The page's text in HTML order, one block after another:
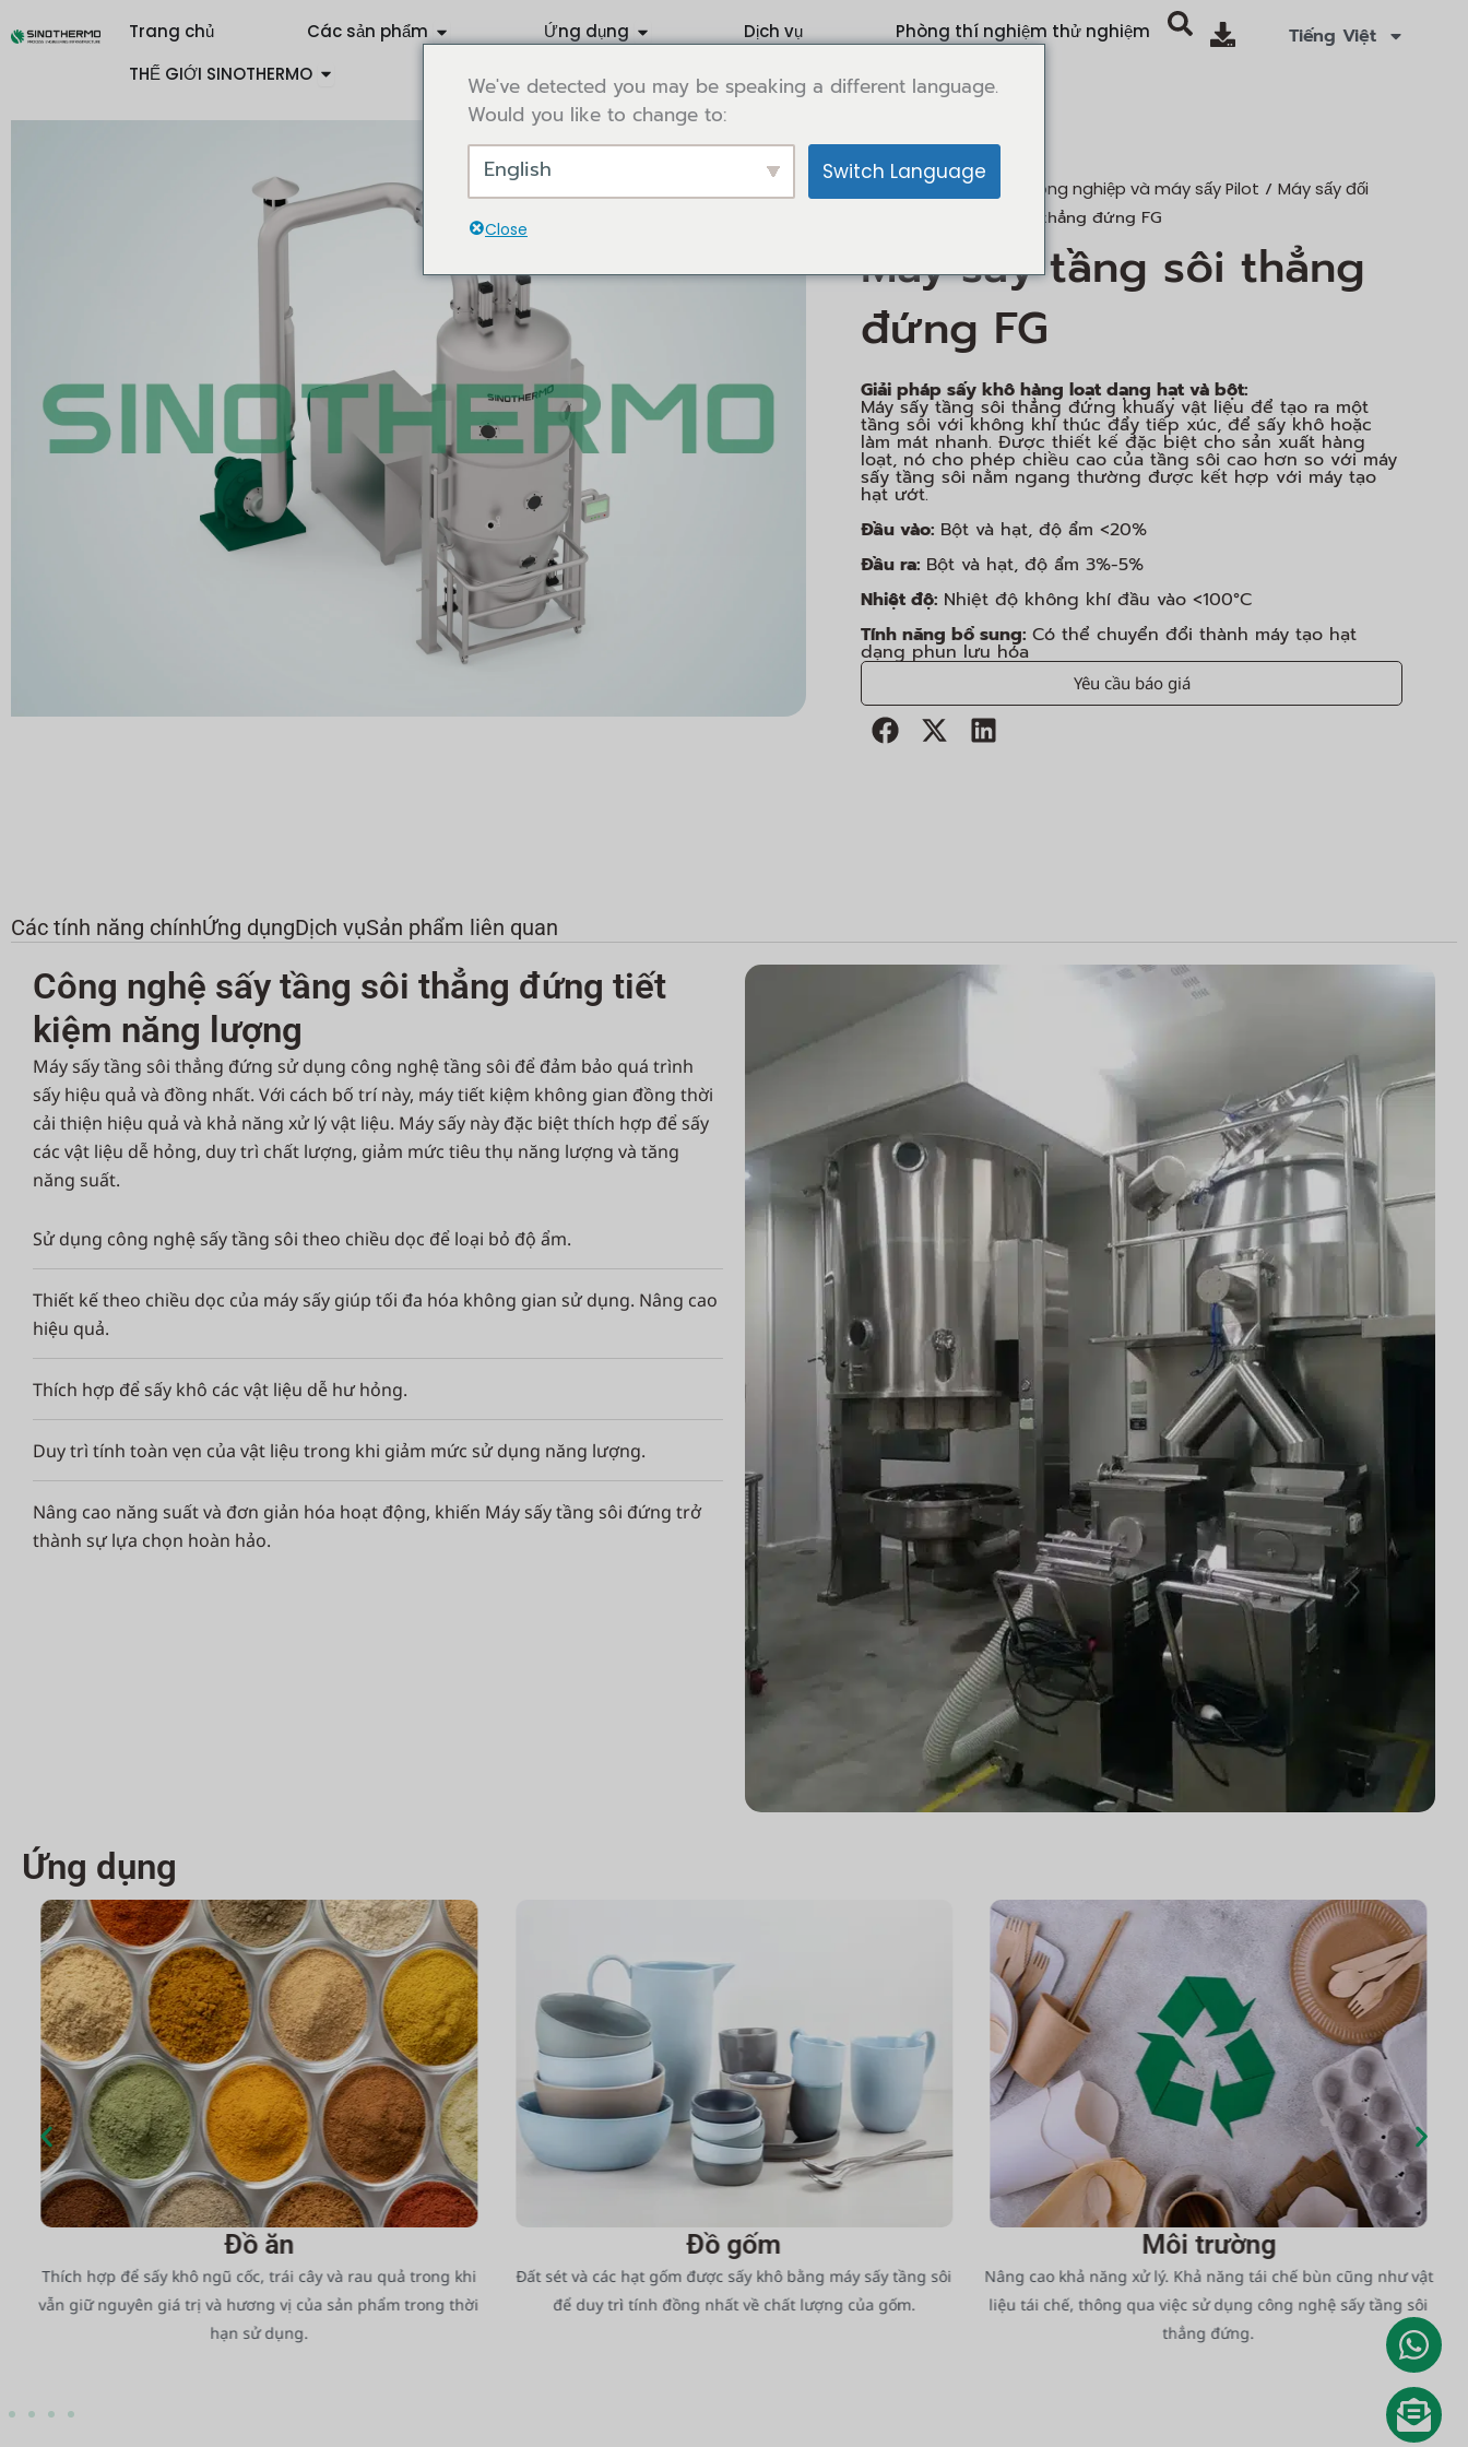
tới
Trang chủ Các sản phẩm Open ProductsỨng dụng Open Application
Dịch vụ
Phòng thí nghiệm thử nghiệm
THẾ GIỚI SINOTHERMO Open SINOTHERMO WORLD
Tiếng Việt
Trang chủ Máy sấy công nghiệp và máy sấy Pilot /Máy sấy đối
/ Máy sấy tầng sôi thẳng đứng FG
Máy sấy tầng sôi thẳng
đứng FG
Giải pháp sấy khô hàng loạt dạng hạt và bột:
Máy sấy tầng sôi thẳng đứng khuấy vật liệu để tạo ra một
tầng sôi với không khí thúc đẩy tiếp xúc, để sấy khô hoặc
làm mát nhanh. Được thiết kế đặc biệt cho sản xuất hàng
loạt, nó cho phép chiều cao của tầng sôi cao hơn so với máy
sấy tầng sôi nằm ngang thường được kết hợp với máy tạo
hạt ướt.
Đầu vào: Bột và hạt, độ ẩm <20%
Đầu ra: Bột và hạt, độ ẩm 3%-5%
Nhiệt độ: Nhiệt độ không khí đầu vào <100°C
Tính năng bổ sung:Có thể chuyển đổi thành máy tạo hạt
dạng phun lưu hóa
Yêu cầu báo giá
Các tính năng chínhỨng dụngDịch vụSản phẩm liên quan
Công nghệ sấy tầng sôi thẳng đứng tiết
kiệm năng lượng
Máy sấy tầng sôi thẳng đứng sử dụng công nghệ tầng sôi để đảm bảo quá trình
sấy hiệu quả và đồng nhất. Với cách bố trí này, máy tiết kiệm không gian đồng thời
cải thiện hiệu quả và khả năng xử lý vật liệu. Máy sấy này đặc biệt thích hợp để sấy
các vật liệu dễ hỏng, duy trì chất lượng, giảm mức tiêu thụ năng lượng và tăng
năng suất.
Sử dụng công nghệ sấy tầng sôi theo chiều dọc để loại bỏ độ ẩm.
Thiết kế theo chiều dọc của máy sấy giúp tối đa hóa không gian sử dụng. Nâng cao
hiệu quả.
Thích hợp để sấy khô các vật liệu dễ hư hỏng.
Duy trì tính toàn vẹn của vật liệu trong khi giảm mức sử dụng năng lượng.
Nâng cao năng suất và đơn giản hóa hoạt động, khiến Máy sấy tầng sôi đứng trở
thành sự lựa chọn hoàn hảo.
Ứng dụng
Đồ ăn
Thích hợp để sấy khô ngũ cốc, trái cây và rau quả trong khi
vẫn giữ nguyên giá trị và hương vị của sản phẩm trong thời
hạn sử dụng.
Đồ gốm
Đất sét và các hạt gốm được sấy khô bằng máy sấy tầng sôi
để duy trì tính đồng nhất về chất lượng của gốm.
Môi trường
Nâng cao khả năng xử lý. Khả năng tái chế bùn cũng như vật
liệu tái chế, thông qua việc sử dụng công nghệ sấy tầng sôi
thẳng đứng.
We've detected you may be speaking a different language.
Would you like to change to:
English Switch Language
Close